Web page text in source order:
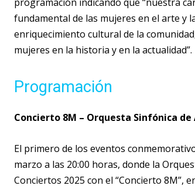
fundamental de las mujeres en el arte y
enriquecimiento cultural de la
mujeres en la historia y en la actualidad”.
Programación
Concierto 8M – Orquesta Sinfónica
El primero de los eventos
marzo a las 20:00 horas, donde la
Conciertos 2025 con el “Concierto 8M”,